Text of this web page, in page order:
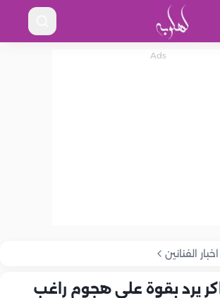
اخبار الفنانين
يرد بقوة على هجوم راغب